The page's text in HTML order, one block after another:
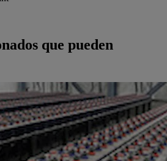
que pueden